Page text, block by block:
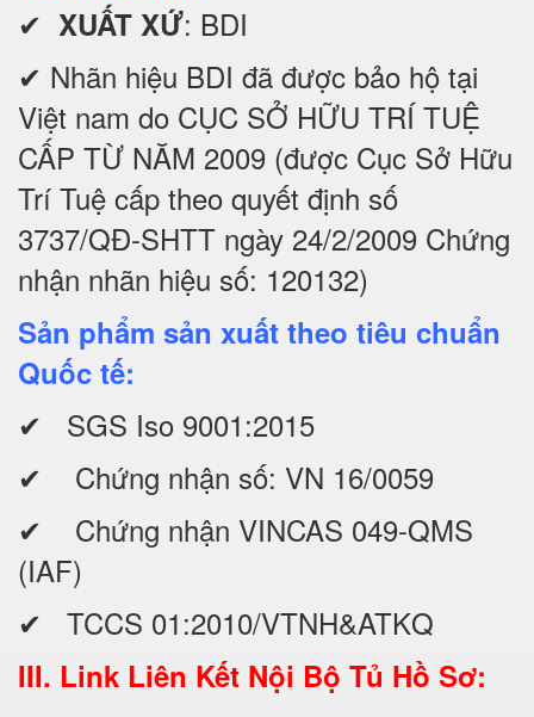
✔ XUẤT XỨ: BDI
✔ Nhãn hiệu BDI đã được bảo hộ tại
Việt nam do CỤC SỞ HỮU TRÍ TUỆ
CẤP TỪ NĂM 2009 (được Cục Sở Hữu
Trí Tuệ cấp theo quyết định số
3737/QĐ-SHTT ngày 24/2/2009 Chứng
nhận nhãn hiệu số: 120132)
Sản phẩm sản xuất theo tiêu chuẩn
Quốc tế:
✔ SGS Iso 9001:2015
✔ Chứng nhận số: VN 16/0059
✔ Chứng nhận VINCAS 049-QMS
(IAF)
✔ TCCS 01:2010/VTNH&ATKQ
III. Link Liên Kết Nội Bộ Tủ Hồ Sơ: